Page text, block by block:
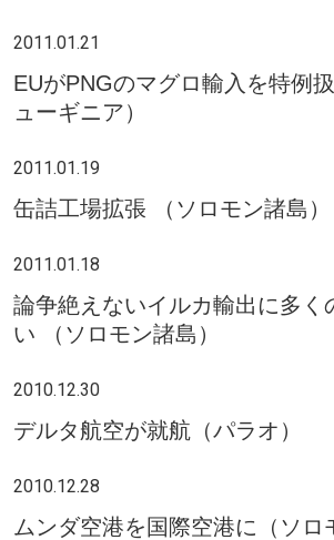
2011.01.21
EUがPNGのマグロ輸入を特例
ューギニア）
2011.01.19
缶詰工場拡張 （ソロモン諸島）
2011.01.18
論争絶えないイルカ輸出に多く
い （ソロモン諸島）
2010.12.30
デルタ航空が就航（パラオ）
2010.12.28
ムンダ空港を国際空港に（ソロ